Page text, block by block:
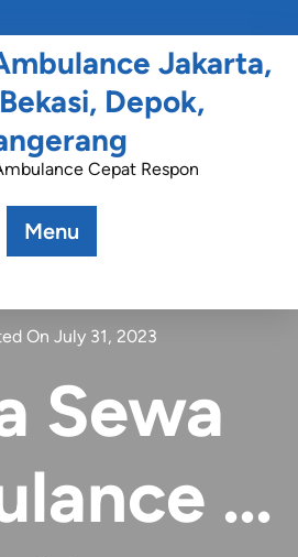
Jakarta,
Depok,
Cepat Respon
Menu
On July 31, 2023
Sewa
…